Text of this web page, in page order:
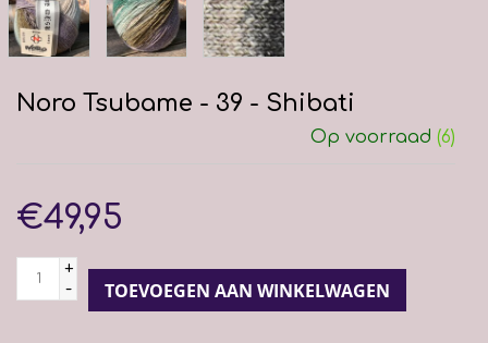
Noro Tsubame - 39 - Shibati
Op voorraad (6)
€49,95
+
-
TOEVOEGEN AAN WINKELWAGEN